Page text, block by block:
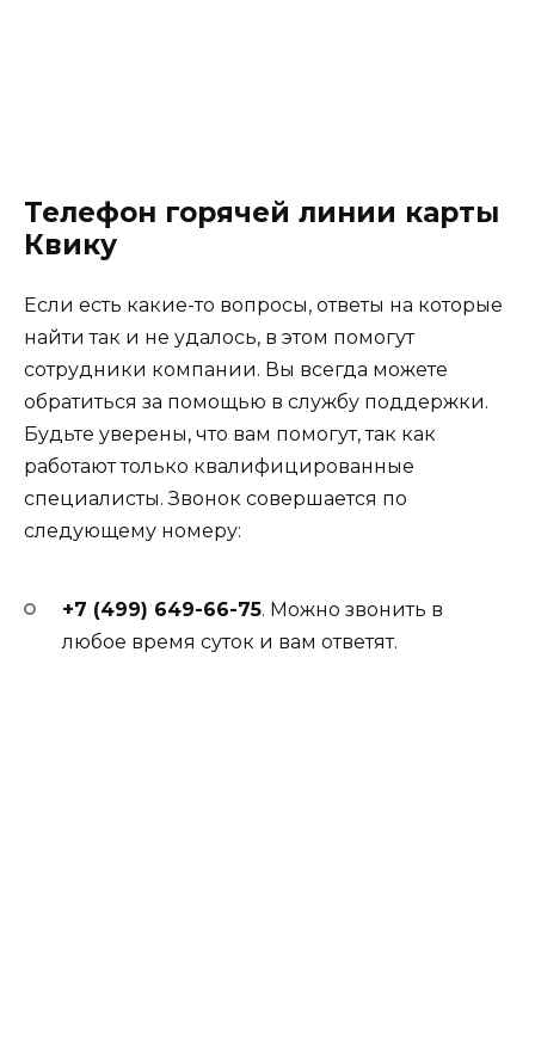
Телефон горячей линии карты
Квику
Если есть какие-то вопросы, ответы на которые
найти так и не удалось, в этом помогут
сотрудники компании. Вы всегда можете
обратиться за помощью в службу поддержки.
Будьте уверены, что вам помогут, так как
работают только квалифицированные
специалисты. Звонок совершается по
следующему номеру:
+7 (499) 649-66-75. Можно звонить в
любое время суток и вам ответят.